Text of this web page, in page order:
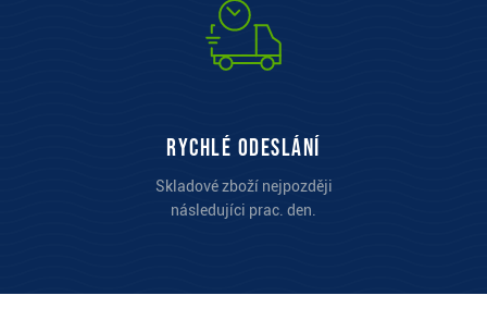
Rychlé odeslání
Skladové zboží nejpozději
následujíci prac. den.